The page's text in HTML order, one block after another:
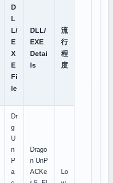
D
L
L/
E
X
E
Fi
le
DLL/
EXE
Detai
ls
流
行
程
度
Dr
g
U
n
P
a
Drago
n UnP
ACKe
Lo